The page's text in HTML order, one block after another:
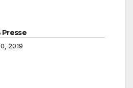
Presse
2019